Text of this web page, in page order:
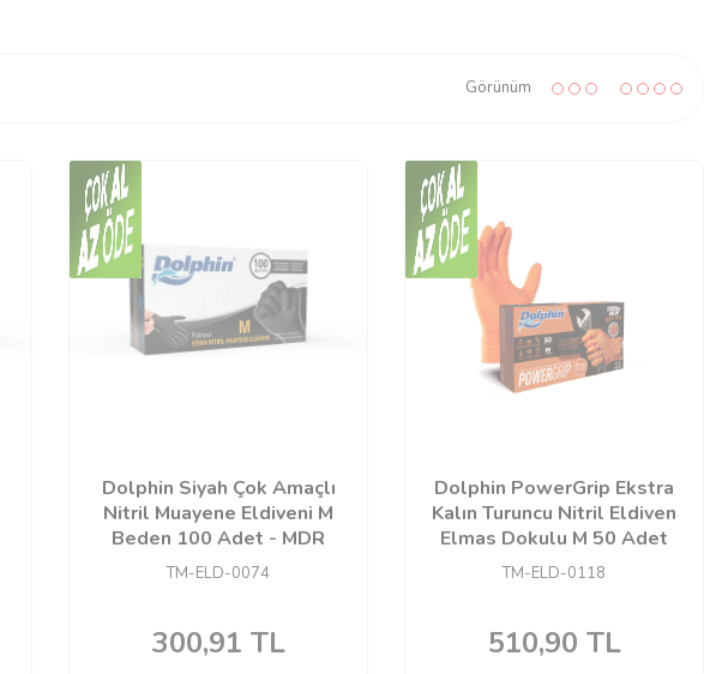
Görünüm
Dolphin Siyah Çok Amaçlı
Nitril Muayene Eldiveni M
Beden 100 Adet - MDR
TM-ELD-0074
300,91 TL
Dolphin PowerGrip Ekstra
Kalın Turuncu Nitril Eldiven
Elmas Dokulu M 50 Adet
TM-ELD-0118
510,90 TL